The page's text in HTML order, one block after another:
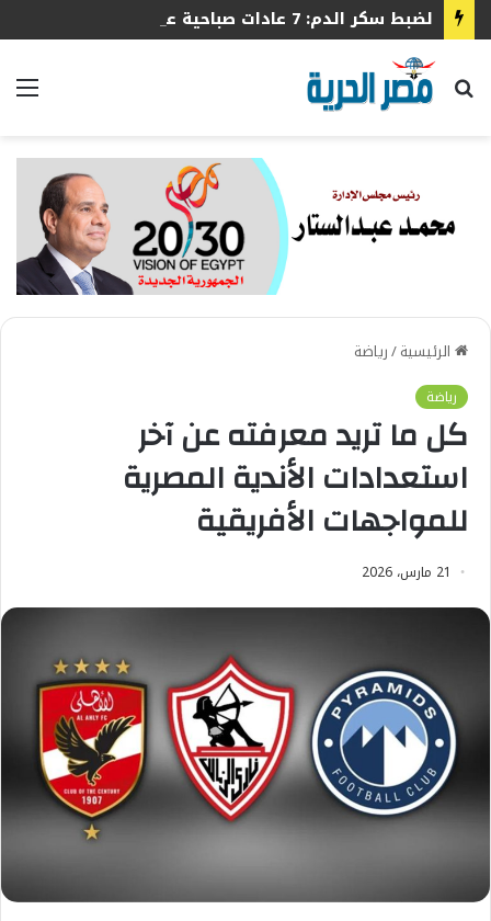
لضبط سكر الدم: 7 عادات صباحية عليك الالتزام بها
بحث
الرئيسية/رياضة
رياضة
كل ما تريد معرفته عن آخر
استعدادات الأندية المصرية
للمواجهات الأفريقية
21 مارس، 2026